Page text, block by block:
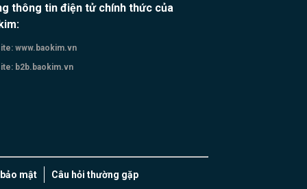
thông tin điện tử chính thức của
www.baokim.vn
b2b.baokim.vn
mật Câu hỏi thường gặp